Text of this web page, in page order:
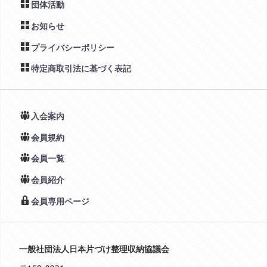
団体活動
お知らせ
プライバシーポリシー
特定商取引法に基づく表記
入会案内
会員規約
会員一覧
会員紹介
会員専用ページ
一般社団法人日本片づけ整理収納協議会